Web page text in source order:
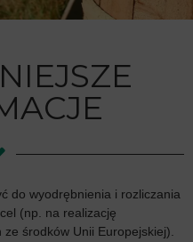
do wyodrębnienia i rozliczania
(np. na realizację
środków Unii Europejskiej).